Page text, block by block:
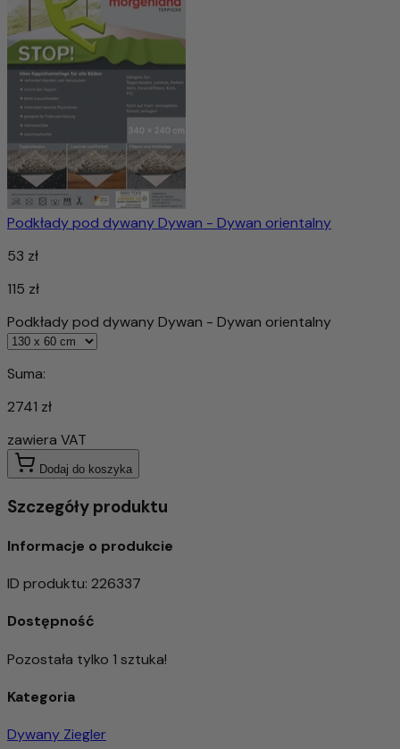
Podkłady pod dywany Dywan - Dywan orientalny
53 zł
115 zł
Podkłady pod dywany Dywan - Dywan orientalny
Suma:
2741 zł
zawiera VAT
Dodaj do koszyka
Szczegóły produktu
Informacje o produkcie
ID produktu: 226337
Dostępność
Pozostała tylko 1 sztuka!
Kategoria
Dywany Ziegler